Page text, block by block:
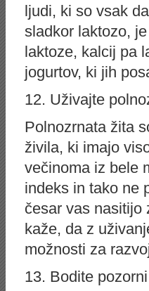
ljudi, ki so vsak
sladkor laktozo,
laktoze, kalcij pa
jogurtov, ki jih
12. Uživajte
Polnozrnata žita
živila, ki imajo
večinoma iz bele
indeks in tako ne
česar vas nasitijo
kaže, da z
možnosti za
13. Bodite